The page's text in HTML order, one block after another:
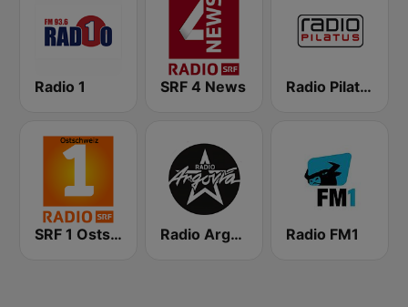
Radio 1 SRF 4 News Radio Pilatus
SRF 1 Ostschweiz Radio Argovia Radio FM1